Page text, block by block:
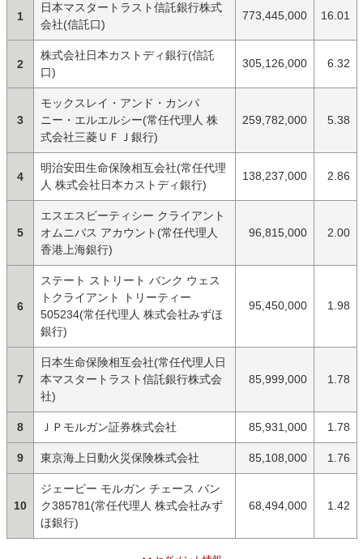
1
日本マスタートラスト信託銀行株式
会社(信託口)
773,445,000 16.01
2
株式会社日本カストディ銀行(信託
口)
305,126,000 6.32
3
モックスレイ・アンド・カンパ
ニー・エルエルシー(常任代理人 株
式会社三菱ＵＦＪ銀行)
259,782,000 5.38
4
明治安田生命保険相互会社(常任代理
人 株式会社日本カストディ銀行)
138,237,000 2.86
5
エスエスビーティシー クライアント
オムニバス アカウント(常任代理人
香港上海銀行)
96,815,000 2.00
6
ステート ストリート バンク ウェス
トクライアント トリーティー
505234(常任代理人 株式会社みずほ
銀行)
95,450,000 1.98
7
日本生命保険相互会社(常任代理人日
本マスタートラスト信託銀行株式会
社)
85,999,000 1.78
8 ＪＰモルガン証券株式会社 85,931,000 1.78
9 東京海上日動火災保険株式会社 85,108,000 1.76
10
ジェーピー モルガン チェース バン
ク385781(常任代理人 株式会社みず
ほ銀行)
68,494,000 1.42